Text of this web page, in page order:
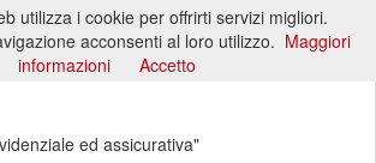
ed assicurativa
utilizza i cookie per offrirti servizi migliori.
acconsenti al loro utilizzo. Maggiori
informazioni
Accetto